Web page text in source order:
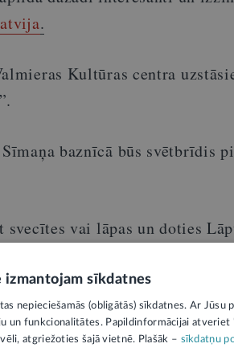
.
Kultūras centra
baznīcā būs svētbrīdis
vai lāpas un doties
kapiem, kur pēc gājiena
koncertzālē uzstāsies
izmantojam sīkdatnes
nepieciešamās (obligātās) sīkdatnes. Ar Jūsu
un funkcionalitātes. Papildinformācijai atveriet
atgriežoties šajā vietnē. Plašāk – sīkdatņu